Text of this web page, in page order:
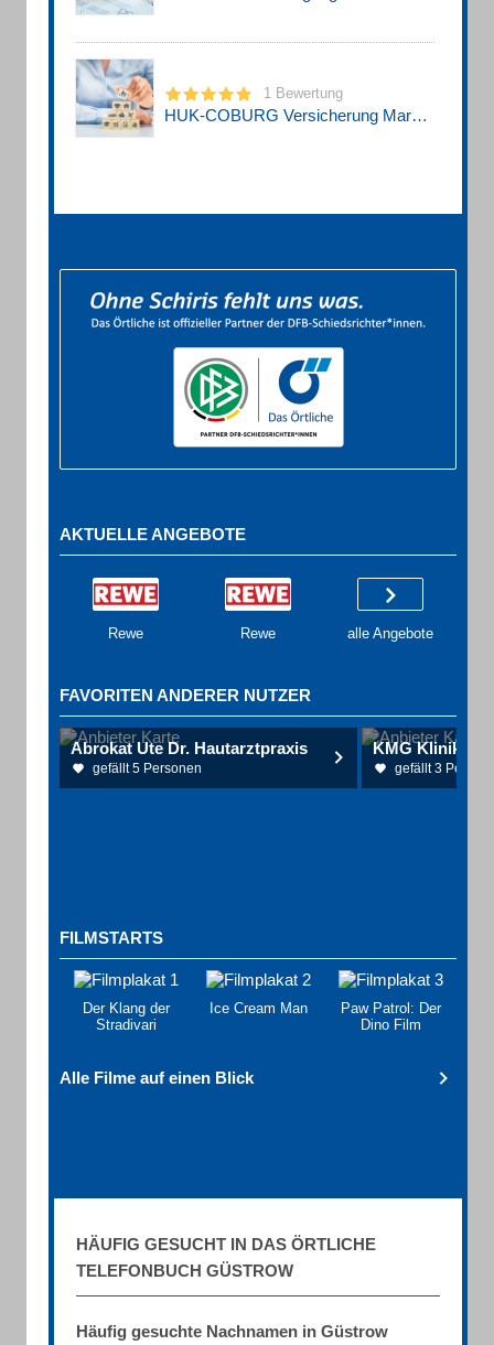
1 Bewertung
HUK-COBURG Versicherung Marvin Wöllner in Güstrow
AKTUELLE ANGEBOTE
Rewe Rewe alle Angebote
FAVORITEN ANDERER NUTZER
Abrokat Ute Dr. Hautarztpraxis
gefällt 5 Personen
KMG Klinikum
gefällt 3
FILMSTARTS
Der Klang der
Stradivari
Ice Cream Man
Paw Patrol: Der
Dino Film
Alle Filme auf einen Blick
HÄUFIG GESUCHT IN DAS ÖRTLICHE
TELEFONBUCH GÜSTROW
Häufig gesuchte Nachnamen in Güstrow